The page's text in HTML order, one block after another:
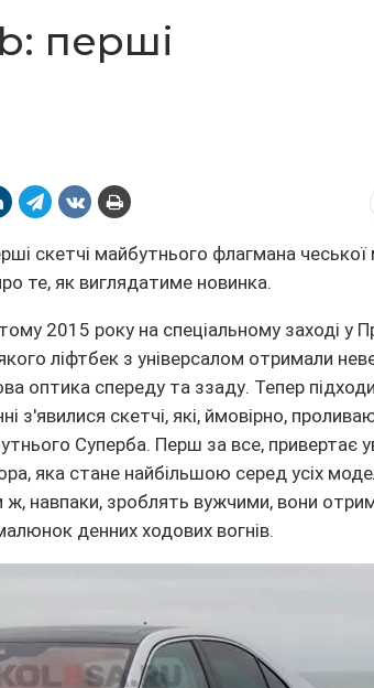
перші
скетчі майбутнього флагмана чеської
те, як виглядатиме новинка.
2015 року на спеціальному заході у
ліфтбек з універсалом отримали
оптика спереду та ззаду. Тепер
з'явилися скетчі, які, ймовірно,
Суперба. Перш за все, привертає
яка стане найбільшою серед усіх
навпаки, зроблять вужчими, вони
денних ходових вогнів.